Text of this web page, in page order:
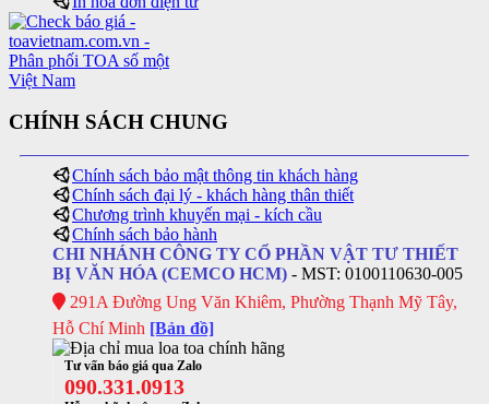
CHÍNH SÁCH CHUNG
Chính sách bảo mật thông tin khách hàng
Chính sách đại lý - khách hàng thân thiết
Chương trình khuyến mại - kích cầu
Chính sách bảo hành
CHI NHÁNH CÔNG TY CỔ PHẦN VẬT TƯ THIẾT
BỊ VĂN HÓA (CEMCO HCM) - MST: 0100110630-005
291A Đường Ung Văn Khiêm, Phường Thạnh Mỹ Tây,
Hỗ Chí Minh [Bản đồ]
Tư vấn báo giá qua Zalo
090.331.0913